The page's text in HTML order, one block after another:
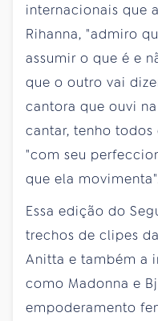
internacionais que
Rihanna, "admiro
assumir o que é e
que o outro vai
cantora que ouvi
cantar, tenho todos
"com seu
que ela
Essa edição do
trechos de clipes
Anitta e também a
como Madonna e
empoderamento